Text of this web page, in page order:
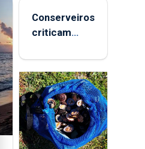
Conserveiros
criticam
brancas com
selo Marca
Açores